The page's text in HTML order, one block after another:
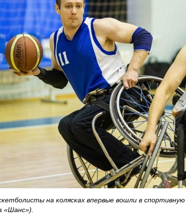
на колясках впервые вошли в
«Шанс»).